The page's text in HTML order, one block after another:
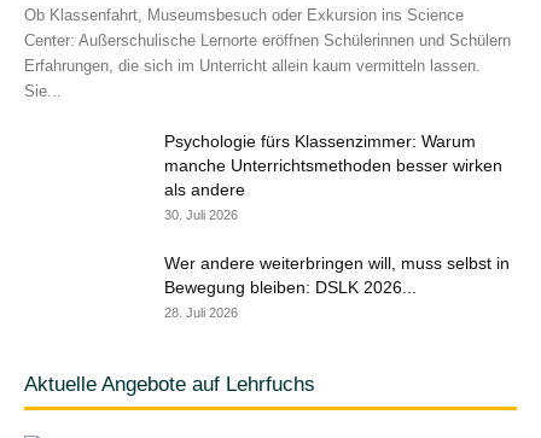
Ob Klassenfahrt, Museumsbesuch oder Exkursion ins Science
Center: Außerschulische Lernorte eröffnen Schülerinnen und Schülern
Erfahrungen, die sich im Unterricht allein kaum vermitteln lassen.
Sie...
Psychologie fürs Klassenzimmer: Warum
manche Unterrichtsmethoden besser wirken
als andere
30. Juli 2026
Wer andere weiterbringen will, muss selbst in
Bewegung bleiben: DSLK 2026...
28. Juli 2026
Aktuelle Angebote auf Lehrfuchs